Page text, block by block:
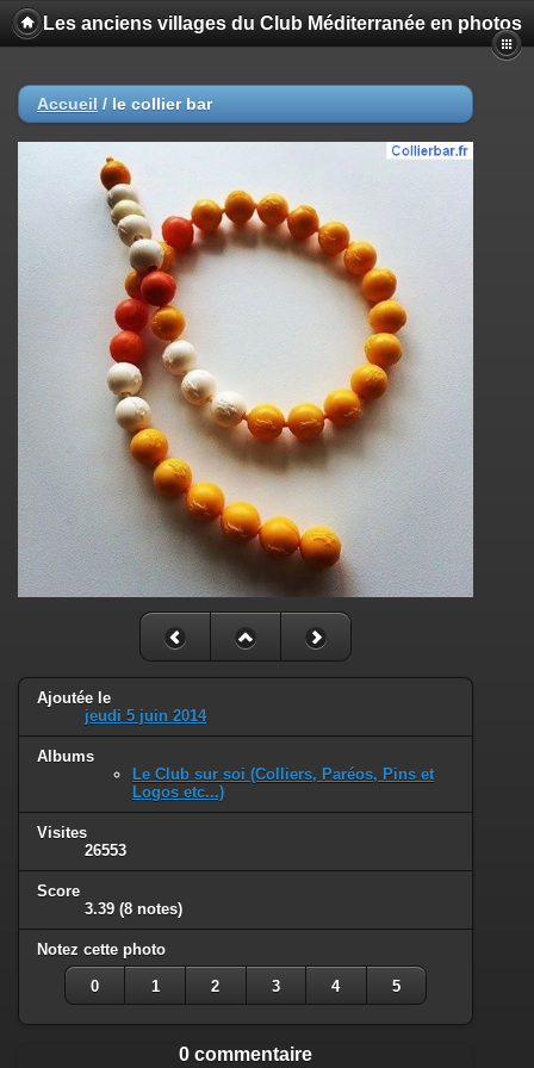
Les anciens villages du Club Méditerranée en photos
Accueil / le collier bar
Ajoutée le
jeudi 5 juin 2014
Albums
Le Club sur soi (Colliers, Paréos, Pins et
Logos etc...)
Visites
26553
Score
3.39 (8 notes)
Notez cette photo
0 1 2 3 4 5
0 commentaire